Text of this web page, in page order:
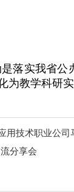
落实我省公
为教学科研
用技术职业公司
分享会